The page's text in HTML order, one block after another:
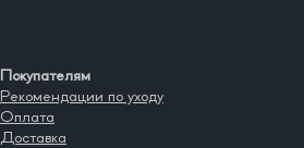
Покупателям
Рекомендации по уходу
Оплата
Доставка